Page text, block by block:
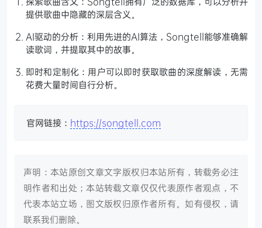
提供歌曲中隐藏的深层含义。
AI驱动的分析：利用先进的AI算法，Songtell能够准确解
读歌词，并提取其中的故事。
即时和定制化：用户可以即时获取歌曲的深度解读，无需
花费大量时间自行分析。
官网链接： https://songtell.com
声明：本站原创文章文字版权归本站所有，转载务必注
明作者和出处；本站转载文章仅仅代表原作者观点，不
代表本站立场，图文版权归原作者所有。如有侵权，请
联系我们删除。